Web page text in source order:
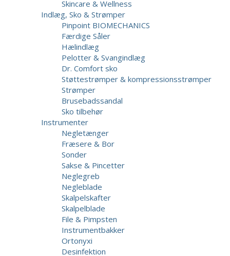
Skincare & Wellness
Indlæg, Sko & Strømper
Pinpoint BIOMECHANICS
Færdige Såler
Hælindlæg
Pelotter & Svangindlæg
Dr. Comfort sko
Støttestrømper & kompressionsstrømper
Strømper
Brusebadssandal
Sko tilbehør
Instrumenter
Negletænger
Fræsere & Bor
Sonder
Sakse & Pincetter
Neglegreb
Negleblade
Skalpelskafter
Skalpelblade
File & Pimpsten
Instrumentbakker
Ortonyxi
Desinfektion